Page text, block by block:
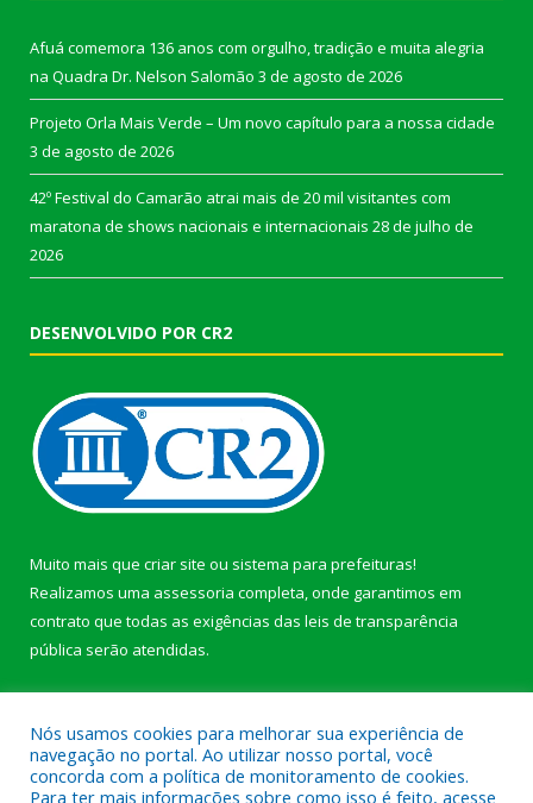
Afuá comemora 136 anos com orgulho, tradição e muita alegria
na Quadra Dr. Nelson Salomão 3 de agosto de 2026
Projeto Orla Mais Verde – Um novo capítulo para a nossa cidade
3 de agosto de 2026
42º Festival do Camarão atrai mais de 20 mil visitantes com
maratona de shows nacionais e internacionais 28 de julho de
2026
DESENVOLVIDO POR CR2
Muito mais que criar site ou sistema para prefeituras!
Realizamos uma assessoria completa, onde garantimos em
contrato que todas as exigências das leis de transparência
pública serão atendidas.
Nós usamos cookies para melhorar sua experiência de
navegação no portal. Ao utilizar nosso portal, você
concorda com a política de monitoramento de cookies.
Para ter mais informações sobre como isso é feito, acesse